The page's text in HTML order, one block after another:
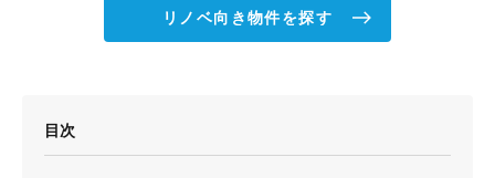
リノベ向き物件を探す
目次